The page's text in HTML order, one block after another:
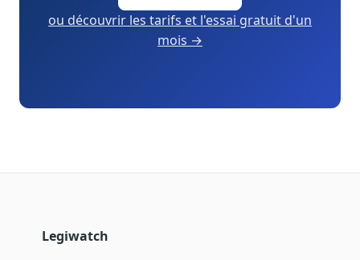
ou découvrir les tarifs et l'essai gratuit d'un
mois →
Legiwatch